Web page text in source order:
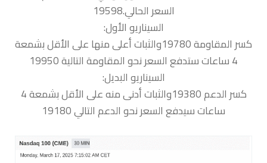
السعر الحالي.19598
السيناريو الأول:
كسر المقاومة 19780والثبات أعلى منها على الأقل بشمعة
4 ساعات ستدفع السعر نحو المقاومة التالية 19950
السيناريو البديل:
كسر الدعم 19380والثبات أدنى منه على الأقل بشمعة 4
ساعات سيدفع السعر نحو الدعم التالي 19180